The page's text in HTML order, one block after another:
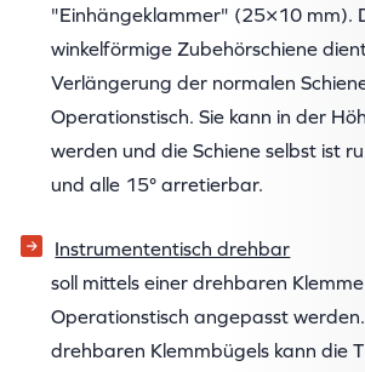
"Einhängeklammer" (25×10 mm).
winkelförmige Zubehörschiene
Verlängerung der normalen
Operationstisch. Sie kann in der
werden und die Schiene selbst ist
und alle 15° arretierbar.
Instrumententisch drehbar
soll mittels einer drehbaren
Operationstisch angepasst
drehbaren Klemmbügels kann die